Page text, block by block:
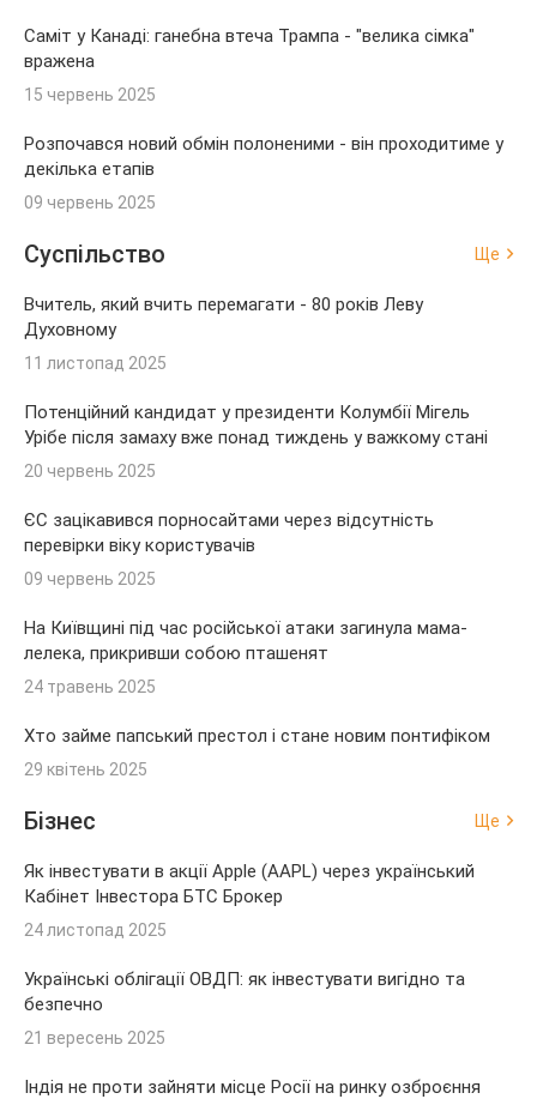
Саміт у Канаді: ганебна втеча Трампа - "велика сімка"
вражена
15 червень 2025
Розпочався новий обмін полоненими - він проходитиме у
декілька етапів
09 червень 2025
Суспільство Ще
Вчитель, який вчить перемагати - 80 років Леву
Духовному
11 листопад 2025
Потенційний кандидат у президенти Колумбії Мігель
Урібе після замаху вже понад тиждень у важкому стані
20 червень 2025
ЄС зацікавився порносайтами через відсутність
перевірки віку користувачів
09 червень 2025
На Київщині під час російської атаки загинула мама-
лелека, прикривши собою пташенят
24 травень 2025
Хто займе папський престол і стане новим понтифіком
29 квітень 2025
Бізнес Ще
Як інвестувати в акції Apple (AAPL) через український
Кабінет Інвестора БТС Брокер
24 листопад 2025
Українські облігації ОВДП: як інвестувати вигідно та
безпечно
21 вересень 2025
Індія не проти зайняти місце Росії на ринку озброєння